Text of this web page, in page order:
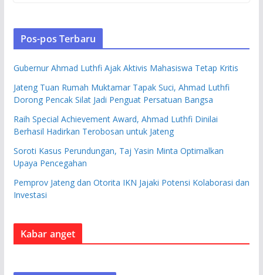
Pos-pos Terbaru
Gubernur Ahmad Luthfi Ajak Aktivis Mahasiswa Tetap Kritis
Jateng Tuan Rumah Muktamar Tapak Suci, Ahmad Luthfi
Dorong Pencak Silat Jadi Penguat Persatuan Bangsa
Raih Special Achievement Award, Ahmad Luthfi Dinilai
Berhasil Hadirkan Terobosan untuk Jateng
Soroti Kasus Perundungan, Taj Yasin Minta Optimalkan
Upaya Pencegahan
Pemprov Jateng dan Otorita IKN Jajaki Potensi Kolaborasi dan
Investasi
Kabar anget